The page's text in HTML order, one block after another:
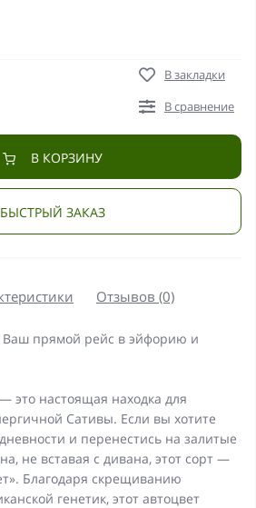
В закладки
В сравнение
В КОРЗИНУ
БЫСТРЫЙ ЗАКАЗ
Отзывов (0)
Ваш прямой рейс в эйфорию и
это настоящая находка для
Сативы. Если вы хотите
и перенестись на залитые
не вставая с дивана, этот сорт —
Благодаря скрещиванию
генетик, этот автоцвет